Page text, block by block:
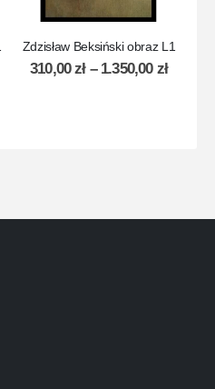
Zdzisław Beksiński obraz L1
310,00zł – 1.350,00 zł